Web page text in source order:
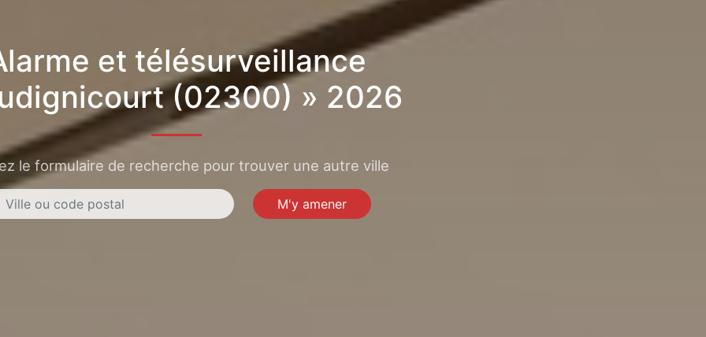
et télésurveillance
(02300) » 2026
le formulaire de recherche pour trouver une autre ville
M'y amener